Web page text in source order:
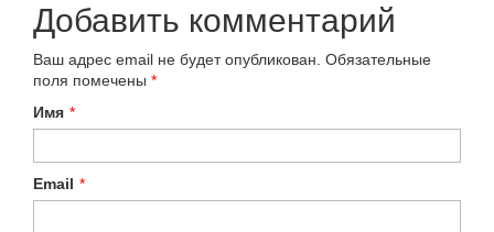
Добавить комментарий
Ваш адрес email не будет опубликован. Обязательные
поля помечены *
Имя *
Email *